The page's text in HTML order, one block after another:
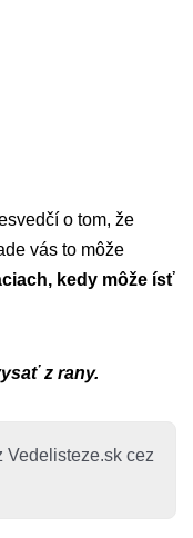
o tom, že
vás to môže
kedy môže ísť
z rany.
Vedelisteze.sk cez